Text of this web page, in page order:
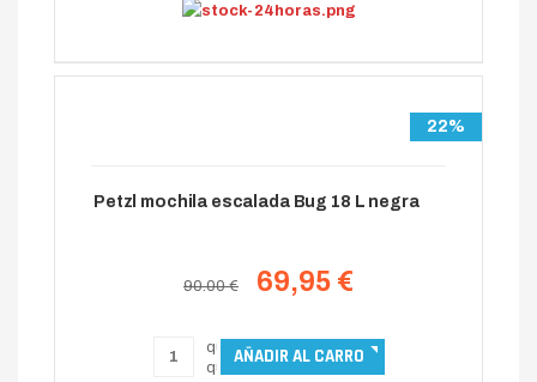
22%
Petzl mochila escalada Bug 18 L negra
90.00 € 69,95 €